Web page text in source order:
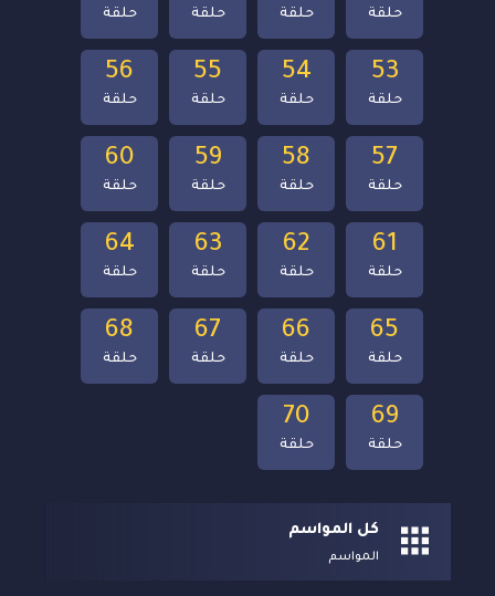
70
حلقة
69
حلقة
68
حلقة
67
حلقة
66
حلقة
65
حلقة
64
حلقة
63
حلقة
62
حلقة
61
حلقة
60
حلقة
59
حلقة
58
حلقة
57
حلقة
56
حلقة
55
حلقة
54
حلقة
53
حلقة
حلقة حلقة حلقة حلقة
كل المواسم
المواسم